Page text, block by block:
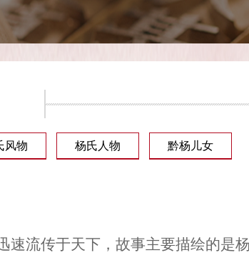
风物 杨氏人物 黔杨儿女
流传于天下，故事主要描绘的是